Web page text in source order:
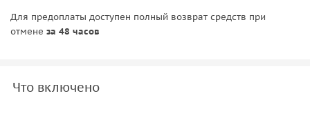
Для предоплаты доступен полный возврат средств при
отмене за 48 часов
Что включено